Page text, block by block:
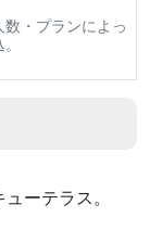
・プランによっ
ーテラス。